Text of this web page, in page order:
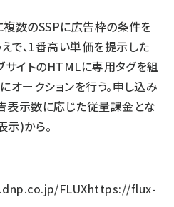
複数のSSPに広告枠の条件を
で、1番高い単価を提示した
サイトのHTMLに専用タグを組
オークションを行う。申し込み
表示数に応じた従量課金とな
)から。
FLUXhttps://flux-